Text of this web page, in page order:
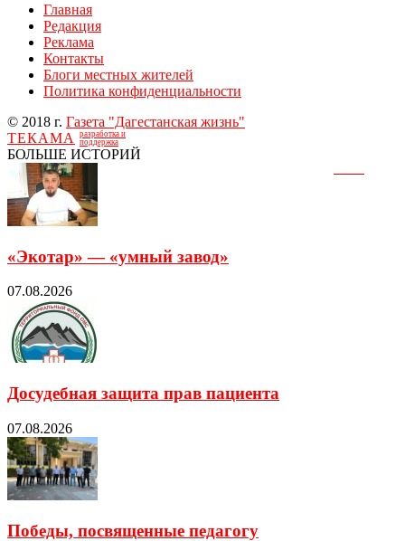
Главная
Редакция
Реклама
Контакты
Блоги местных жителей
Политика конфиденциальности
© 2018 г. Газета "Дагестанская жизнь"
ТЕКАМА
разработка и
поддержка
БОЛЬШЕ ИСТОРИЙ
«Экотар» — «умный завод»
07.08.2026
Досудебная защита прав пациента
07.08.2026
Победы, посвященные педагогу